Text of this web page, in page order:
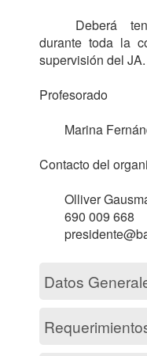
durante toda la
supervisión del JA.
Profesorado
Contacto del
Datos